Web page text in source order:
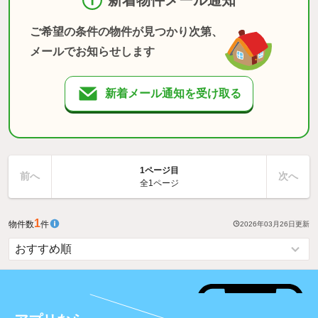
ご希望の条件の物件が見つかり次第、
メールでお知らせします
新着メール通知を受け取る
前へ
1ページ目
全1ページ
次へ
物件数1件 2026年03月26日更新